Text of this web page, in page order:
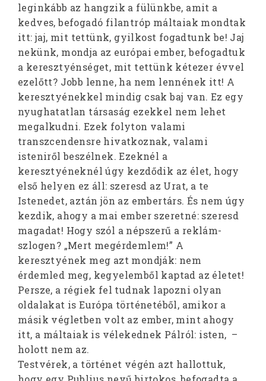
leginkább az hangzik a fülünkbe, amit a
kedves, befogadó filantróp máltaiak mondtak
itt: jaj, mit tettünk, gyilkost fogadtunk be! Jaj
nekünk, mondja az európai ember, befogadtuk
a keresztyénséget, mit tettünk kétezer évvel
ezelőtt? Jobb lenne, ha nem lennének itt! A
keresztyénekkel mindig csak baj van. Ez egy
nyughatatlan társaság ezekkel nem lehet
megalkudni. Ezek folyton valami
transzcendensre hivatkoznak, valami
isteniről beszélnek. Ezeknél a
keresztyéneknél úgy kezdődik az élet, hogy
első helyen ez áll: szeresd az Urat, a te
Istenedet, aztán jön az embertárs. És nem úgy
kezdik, ahogy a mai ember szeretné: szeresd
magadat! Hogy szól a népszerű a reklám-
szlogen? „Mert megérdemlem!” A
keresztyének meg azt mondják: nem
érdemled meg, kegyelemből kaptad az életet!
Persze, a régiek fel tudnak lapozni olyan
oldalakat is Európa történetéből, amikor a
másik végletben volt az ember, mint ahogy
itt, a máltaiak is vélekednek Pálról: isten, –
holott nem az.
Testvérek, a történet végén azt hallottuk,